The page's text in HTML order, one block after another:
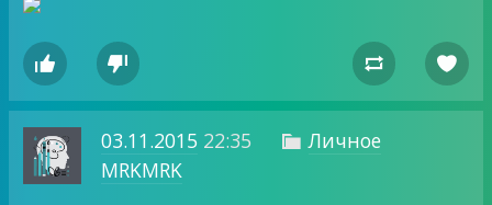
   
03.11.2015 22:35  Личное
MRKMRK